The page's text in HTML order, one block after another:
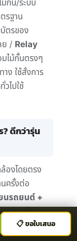
กั้น/ระบบ
รฐาน
ตรของ
ย / Relay
ไม้กั้นตรงๆ
ง ใช้สั่งการ
ไปใช้
? ดีกว่ารุ่น
องโดยตรง
นครั้งต่อ
นรถยนต์ +
วัดบนป้าย
มวลผลที่ขอใบเสนอ